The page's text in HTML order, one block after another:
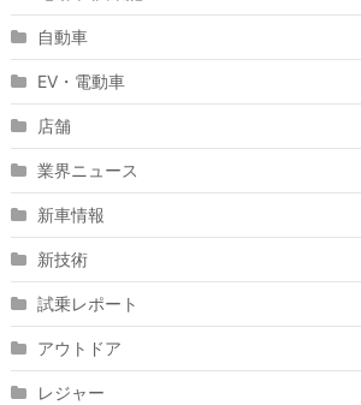
自動車
EV・電動車
店舗
業界ニュース
新車情報
新技術
試乗レポート
アウトドア
レジャー